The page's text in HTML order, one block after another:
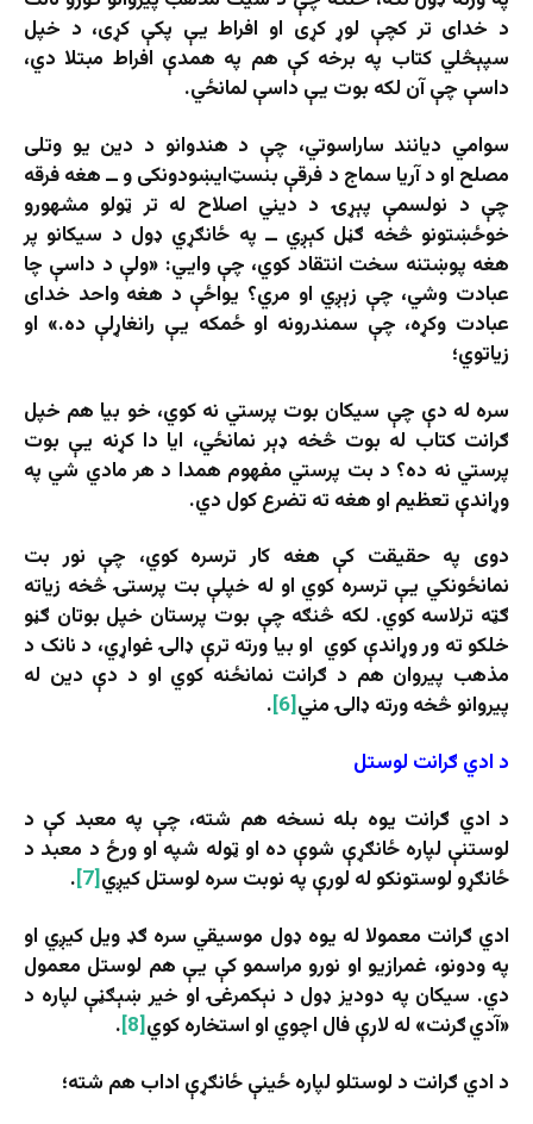
د خدای تر کچې لوړ کړی او افراط یې پکې کړی، د خپل
سپېڅلي کتاب په برخه کې هم په همدې افراط مبتلا دي،
داسې چې آن لکه بوت یې داسې لمانځي.
سوامي دیانند ساراسوتي، چې د هندوانو د دین یو وتلی
مصلح او د آریا سماج د فرقې بنسټ‌ایښودونکی و ــ هغه فرقه
چې د نولسمې پېړۍ د دیني اصلاح له تر ټولو مشهورو
خوځښتونو څخه ګڼل کېږي ــ په ځانګړي ډول د سیکانو پر
هغه پوښتنه سخت انتقاد کوي، چې وايي: «ولې د داسې چا
عبادت وشي، چې زېږي او مري؟ یواځې د هغه واحد خدای
عبادت وکړه، چې سمندرونه او ځمکه یې رانغاړلې ده.» او
زیاتوي؛
سره له دې چې سیکان بوت پرستي نه کوي، خو بیا هم خپل
ګرانت کتاب له بوت څخه ډېر نمانځي، ایا دا کړنه یې بوت
پرستي نه ده؟ د بت پرستي مفهوم همدا د هر مادي شي په
وړاندې تعظیم او هغه ته تضرع کول دي.
دوی په حقیقت کې هغه کار ترسره کوي، چې نور بت
نمانځونکي یې ترسره کوي او له خپلې بت پرستۍ څخه زیاته
ګټه ترلاسه کوي. لکه څنګه چې بوت پرستان خپل بوتان ګڼو
خلکو ته ور وړاندې کوي او بیا ورته ترې ډالۍ غواړي، د نانک د
مذهب پیروان هم د ګرانت نمانځنه کوي او د دې دین له
پیروانو څخه ورته ډالۍ مني[6]
.
د ادي ګرانت لوستل
د ادي ګرانت یوه بله نسخه هم شته، چې په معبد کې د
لوستنې لپاره ځانګړې شوې ده او ټوله شپه او ورځ د معبد د
ځانګړو لوستونکو له لورې په نوبت سره لوستل کیږي[7]
.
ادي ګرانت معمولا له یوه ډول موسیقي سره ګډ ویل کیږي او
په ودونو، غمرازیو او نورو مراسمو کې یې هم لوستل معمول
دي. سیکان په دودیز ډول د نېکمرغۍ او خیر ښېګڼې لپاره د
«آدي ګرنت» له لارې فال اچوي او استخاره کوي[8]
.
د ادي ګرانت د لوستلو لپاره ځینې ځانګړې اداب هم شته؛